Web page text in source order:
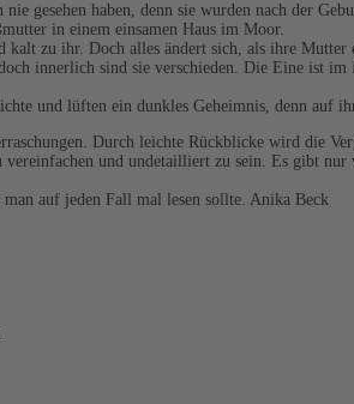
gesehen haben, denn sie wurden nach der
in einem einsamen Haus im Moor.
kalt zu ihr. Doch alles ändert sich, als ihre
innerlich sind sie verschieden. Die Eine ist
und lüften ein dunkles Geheimnis, denn auf
Durch leichte Rückblicke wird die
und undetailliert zu sein. Es gibt
auf jeden Fall mal lesen sollte. Anika Beck